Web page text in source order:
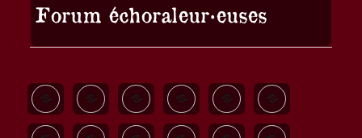
Forum échoraleur·euses
Quand
est-
Les
autres
Nos
chansons
A
La
Allez
Les
Bella
Ciao